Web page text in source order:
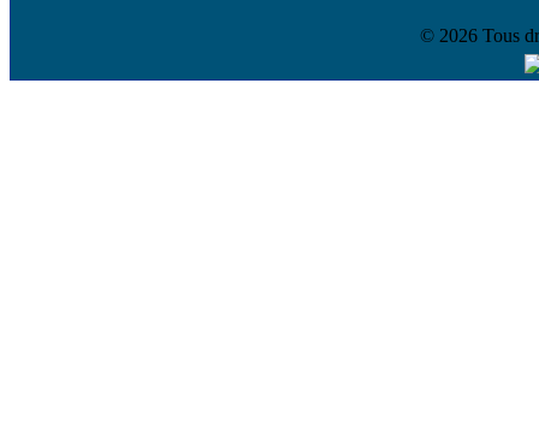
© 2026 Tous